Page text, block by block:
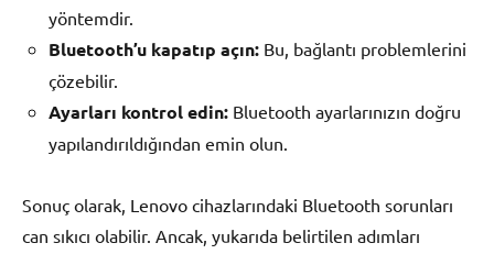
yöntemdir.
Bluetooth’u kapatıp açın: Bu, bağlantı problemlerini
çözebilir.
Ayarları kontrol edin: Bluetooth ayarlarınızın doğru
yapılandırıldığından emin olun.
Sonuç olarak, Lenovo cihazlarındaki Bluetooth sorunları
can sıkıcı olabilir. Ancak, yukarıda belirtilen adımları